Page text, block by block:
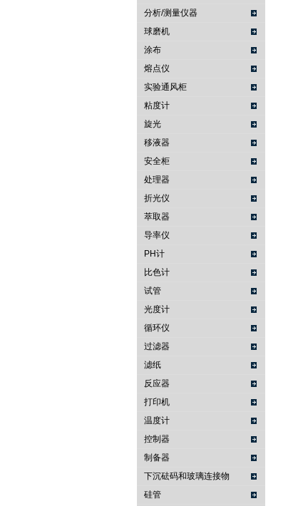
分析/测量仪器
球磨机
涂布
熔点仪
实验通风柜
粘度计
旋光
移液器
安全柜
处理器
折光仪
萃取器
导率仪
PH计
比色计
试管
光度计
循环仪
过滤器
滤纸
反应器
打印机
温度计
控制器
制备器
下沉砝码和玻璃连接物
硅管